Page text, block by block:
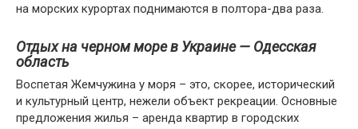
на морских курортах поднимаются в полтора-два раза.
Отдых на черном море в Украине — Одесская
область
Воспетая Жемчужина у моря – это, скорее, исторический
и культурный центр, нежели объект рекреации. Основные
предложения жилья – аренда квартир в городских